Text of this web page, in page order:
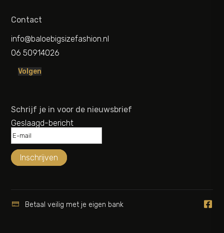
Contact
info@baloebigsizefashion.nl
06 50914026
Volgen
Schrijf je in voor de nieuwsbrief
Geslaagd-bericht
Inschrijven
 Betaal veilig met je eigen bank 